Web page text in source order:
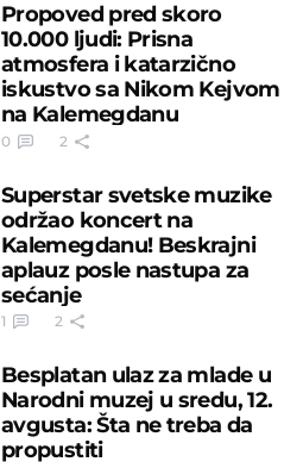
Propoved pred skoro
10.000 ljudi: Prisna
atmosfera i katarzično
iskustvo sa Nikom Kejvom
na Kalemegdanu
0 2
Superstar svetske muzike
održao koncert na
Kalemegdanu! Beskrajni
aplauz posle nastupa za
sećanje
1 2
Besplatan ulaz za mlade u
Narodni muzej u sredu, 12.
avgusta: Šta ne treba da
propustiti